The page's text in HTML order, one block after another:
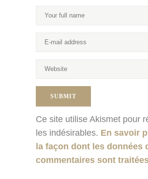
Ce site utilise Akismet pour
les indésirables. En savoir
la façon dont les données
commentaires sont